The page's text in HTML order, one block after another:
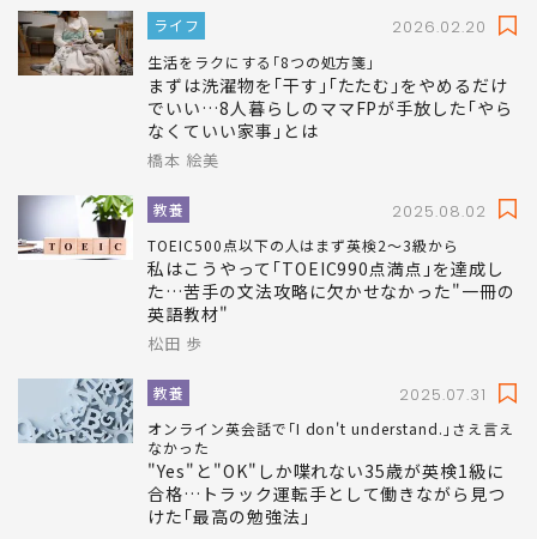
出した答え
橋本 絵美
ライフ 2026.02.20
生活をラクにする｢8つの処方箋｣
まずは洗濯物を｢干す｣｢たたむ｣をやめるだけ
なくていい家事｣とは
橋本 絵美
教養 2025.08.02
TOEIC500点以下の人はまず英検2～3級から
私はこうやって｢TOEIC990点満点｣を達成し
英語教材"
松田 歩
教養 2025.07.31
オンライン英会話で｢I don't understand.｣さえ言え
なかった